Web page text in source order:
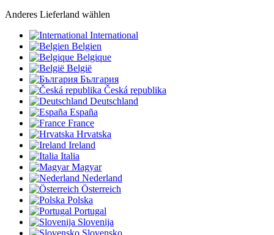
Anderes Lieferland wählen
International
Belgien
Belgique
België
България
Česká republika
Deutschland
España
France
Hrvatska
Ireland
Italia
Magyar
Nederland
Österreich
Polska
Portugal
Slovenija
Slovensko